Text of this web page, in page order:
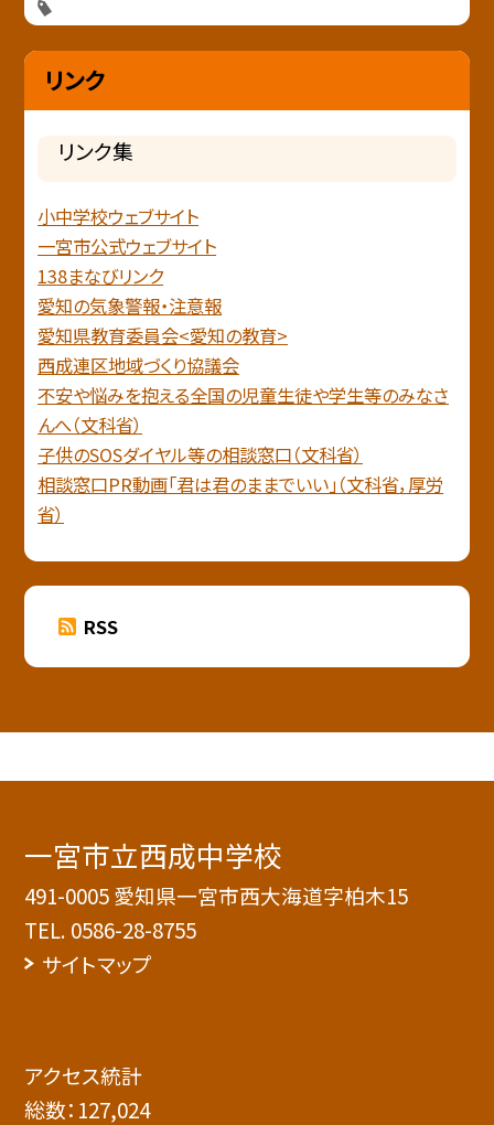
リンク
リンク集
小中学校ウェブサイト
一宮市公式ウェブサイト
138まなびリンク
愛知の気象警報・注意報
愛知県教育委員会<愛知の教育>
西成連区地域づくり協議会
不安や悩みを抱える全国の児童生徒や学生等のみなさ
んへ（文科省）
子供のSOSダイヤル等の相談窓口（文科省）
相談窓口PR動画「君は君のままでいい」（文科省，厚労
省）
RSS
一宮市立西成中学校
491-0005 愛知県一宮市西大海道字柏木15
TEL. 0586-28-8755
サイトマップ
アクセス統計
総数： 127,024